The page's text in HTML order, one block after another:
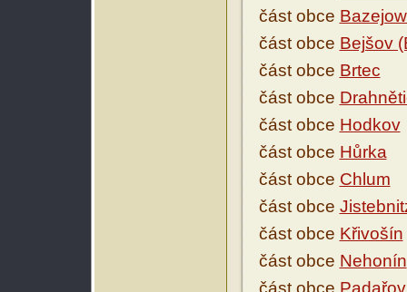
část obce
část obce Bejšov
část obce Brtec
část obce
část obce Hodkov
část obce Hůrka
část obce Chlum
část obce
část obce Křivošín
část obce Nehonín
část obce Padařov